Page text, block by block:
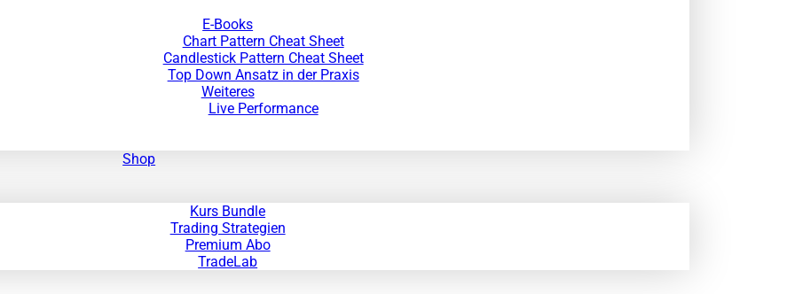
E-Books
Chart Pattern Cheat Sheet
Candlestick Pattern Cheat Sheet
Top Down Ansatz in der Praxis
Weiteres
Live Performance
Shop
Kurs Bundle
Trading Strategien
Premium Abo
TradeLab